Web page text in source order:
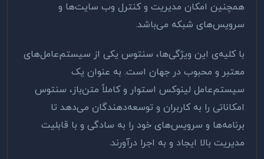
همچنین امکان مدیریت و کنترل وب سایت‌ها و
سرویس‌های شبکه می‌باشد.
با کلیه‌ی این ویژگی‌ها، سنتوس یکی از سیستم‌عامل‌های
معتبر و محبوب در جهان است. به عنوان یک
سیستم‌عامل لینوکس استوار و کاملاً متن‌باز، سنتوس
امکاناتی را به کاربران و توسعه‌دهندگان می‌دهد تا
برنامه‌ها و سرویس‌های خود را به سادگی و با قابلیت
مدیریت بالا ایجاد و به اجرا درآورند.